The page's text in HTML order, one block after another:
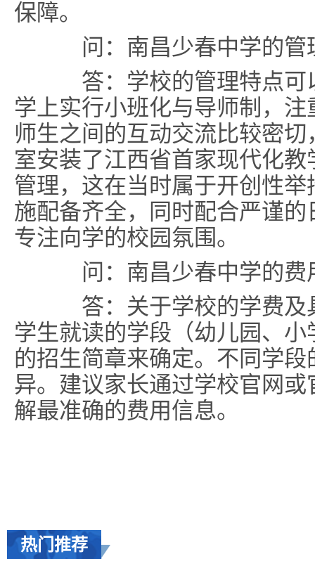
保障。
问：南昌少春中学的
答：学校的管理特点可
学上实行小班化与导师制，
师生之间的互动交流比较密
室安装了江西省首家现代化
管理，这在当时属于开创性
施配备齐全，同时配合严谨
专注向学的校园氛围。
问：南昌少春中学的费
答：关于学校的学费及
学生就读的学段（幼儿园、
的招生简章来确定。不同学
异。建议家长通过学校官网
解最准确的费用信息。
热门推荐